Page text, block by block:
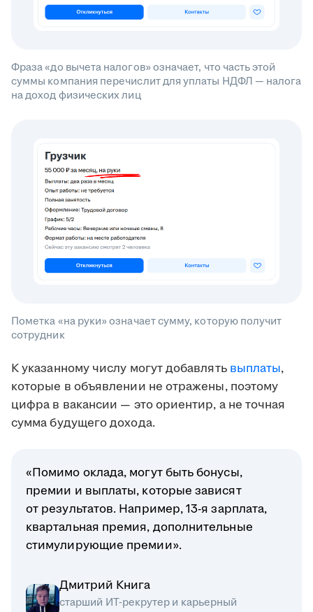
Фраза «до вычета налогов» означает, что часть этой
суммы компания перечислит для уплаты НДФЛ — налога
на доход физических лиц
Пометка «на руки» означает сумму, которую получит
сотрудник
К указанному числу могут добавлять выплаты,
которые в объявлении не отражены, поэтому
цифра в вакансии — это ориентир, а не точная
сумма будущего дохода.
«Помимо оклада, могут быть бонусы,
премии и выплаты, которые зависят
от результатов. Например, 13-я зарплата,
квартальная премия, дополнительные
стимулирующие премии».
Дмитрий Книга
старший ИТ-рекрутер и карьерный